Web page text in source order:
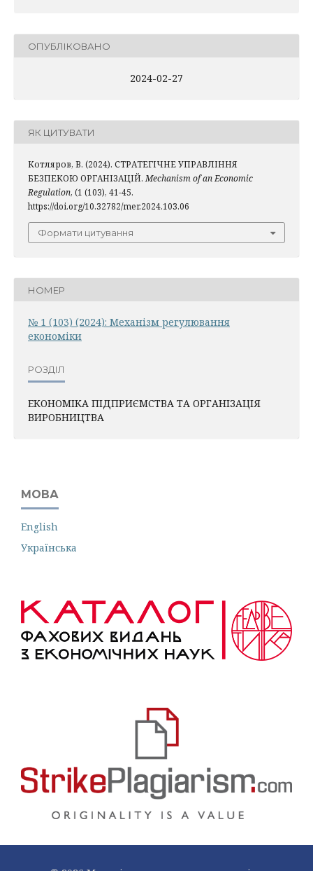
ОПУБЛІКОВАНО
2024-02-27
ЯК ЦИТУВАТИ
Котляров, В. (2024). СТРАТЕГІЧНЕ УПРАВЛІННЯ
БЕЗПЕКОЮ ОРГАНІЗАЦІЙ.Mechanism of an Economic
Regulation, (1 (103), 41-45.
https://doi.org/10.32782/mer.2024.103.06
Формати цитування
НОМЕР
№ 1 (103) (2024): Механiзм регулювання
економiки
РОЗДІЛ
ЕКОНОМІКА ПІДПРИЄМСТВА ТА ОРГАНІЗАЦІЯ
ВИРОБНИЦТВА
МОВА
English
Українська